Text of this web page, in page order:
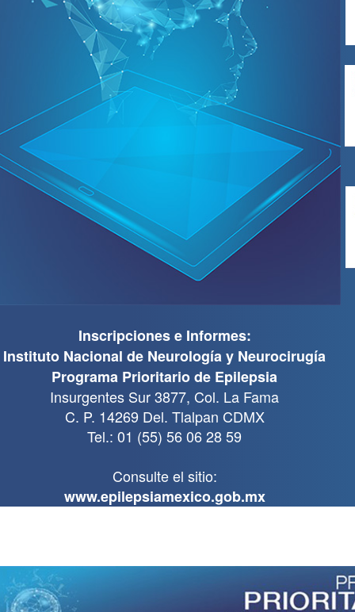
Inscripciones e Informes:
Instituto Nacional de Neurologí­a y Neurocirugí­a
Programa Prioritario de Epilepsia
Insurgentes Sur 3877, Col. La Fama
C. P. 14269 Del. Tlalpan CDMX
Tel.: 01 (55) 56 06 28 59
Consulte el sitio:
www.epilepsiamexico.gob.mx